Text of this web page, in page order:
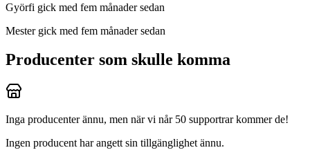
Györfi gick med fem månader sedan
Mester gick med fem månader sedan
Producenter som skulle komma
Inga producenter ännu, men när vi når 50 supportrar kommer de!
Ingen producent har angett sin tillgänglighet ännu.